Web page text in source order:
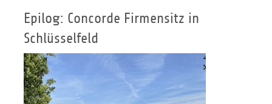
Epilog: Concorde Firmensitz in
Schlüsselfeld